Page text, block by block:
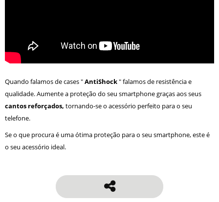
Quando falamos de cases "AntiShock" falamos de resistência e
qualidade. Aumente a proteção do seu smartphone graças aos seus
cantos reforçados, tornando-se o acessório perfeito para o seu
telefone.
Se o que procura é uma ótima proteção para o seu smartphone, este é
o seu acessório ideal.